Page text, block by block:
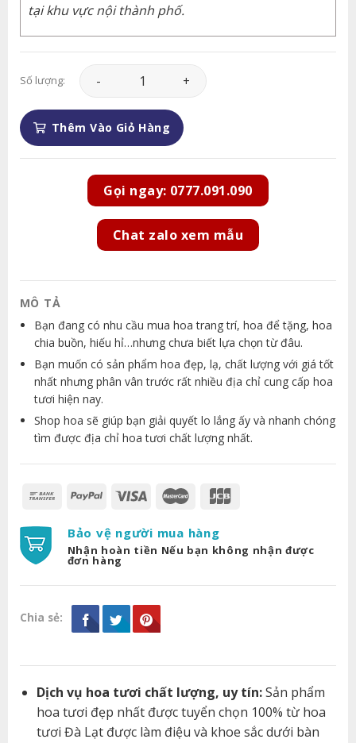
tại khu vực nội thành phố.
Số lượng: Giỏ Hoa - GH036 số lượng
Thêm Vào Giỏ Hàng
Gọi ngay: 0777.091.090
Chat zalo xem mẫu
MÔ TẢ
Bạn đang có nhu cầu mua hoa trang trí, hoa để tặng, hoa
chia buồn, hiếu hỉ…nhưng chưa biết lựa chọn từ đâu.
Bạn muốn có sản phẩm hoa đẹp, lạ, chất lượng với giá tốt
nhất nhưng phân vân trước rất nhiều địa chỉ cung cấp hoa
tươi hiện nay.
Shop hoa sẽ giúp bạn giải quyết lo lắng ấy và nhanh chóng
tìm được địa chỉ hoa tươi chất lượng nhất.
Bảo vệ người mua hàng
Nhận hoàn tiền Nếu bạn không nhận được
đơn hàng
Chia sẻ:
Dịch vụ hoa tươi chất lượng, uy tín:Sản phẩm
hoa tươi đẹp nhất được tuyển chọn 100% từ hoa
tươi Đà Lạt được làm điệu và khoe sắc dưới bàn